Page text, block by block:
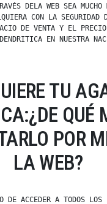
DELA WEB SEA MUCHO
CON LA SEGURIDAD
DE VENTA Y EL
EN NUESTRA
TU
QUÉ
POR
LA WEB?
DE ACCEDER A TODOS LOS